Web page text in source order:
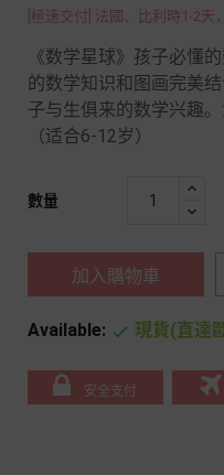
[極速交付] 法國、比利時1-2天
《数学星球》孩子必懂
的数学知识和图画完美
子与生俱来的数学兴趣
（适合6-12岁）
數量
加入購物車
Available:  現貨(直達
安全支付